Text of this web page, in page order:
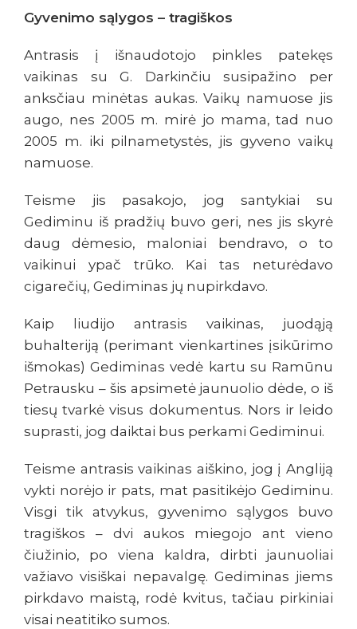
Gyvenimo sąlygos – tragiškos
Antrasis į išnaudotojo pinkles patekęs
vaikinas su G. Darkinčiu susipažino per
anksčiau minėtas aukas. Vaikų namuose jis
augo, nes 2005 m. mirė jo mama, tad nuo
2005 m. iki pilnametystės, jis gyveno vaikų
namuose.
Teisme jis pasakojo, jog santykiai su
Gediminu iš pradžių buvo geri, nes jis skyrė
daug dėmesio, maloniai bendravo, o to
vaikinui ypač trūko. Kai tas neturėdavo
cigarečių, Gediminas jų nupirkdavo.
Kaip liudijo antrasis vaikinas, juodąją
buhalteriją (perimant vienkartines įsikūrimo
išmokas) Gediminas vedė kartu su Ramūnu
Petrausku – šis apsimetė jaunuolio dėde, o iš
tiesų tvarkė visus dokumentus. Nors ir leido
suprasti, jog daiktai bus perkami Gediminui.
Teisme antrasis vaikinas aiškino, jog į Angliją
vykti norėjo ir pats, mat pasitikėjo Gediminu.
Visgi tik atvykus, gyvenimo sąlygos buvo
tragiškos – dvi aukos miegojo ant vieno
čiužinio, po viena kaldra, dirbti jaunuoliai
važiavo visiškai nepavalgę. Gediminas jiems
pirkdavo maistą, rodė kvitus, tačiau pirkiniai
visai neatitiko sumos.